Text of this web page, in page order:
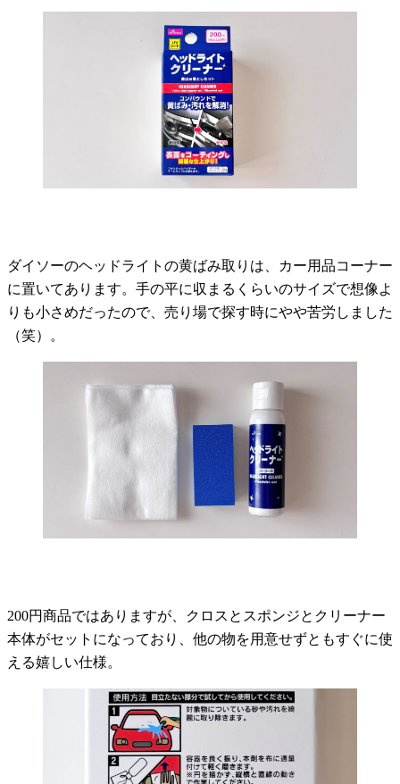
ダイソーのヘッドライトの黄ばみ取りは、カー用品コーナー
に置いてあります。手の平に収まるくらいのサイズで想像よ
りも小さめだったので、売り場で探す時にやや苦労しました
（笑）。
200円商品ではありますが、クロスとスポンジとクリーナー
本体がセットになっており、他の物を用意せずともすぐに使
える嬉しい仕様。